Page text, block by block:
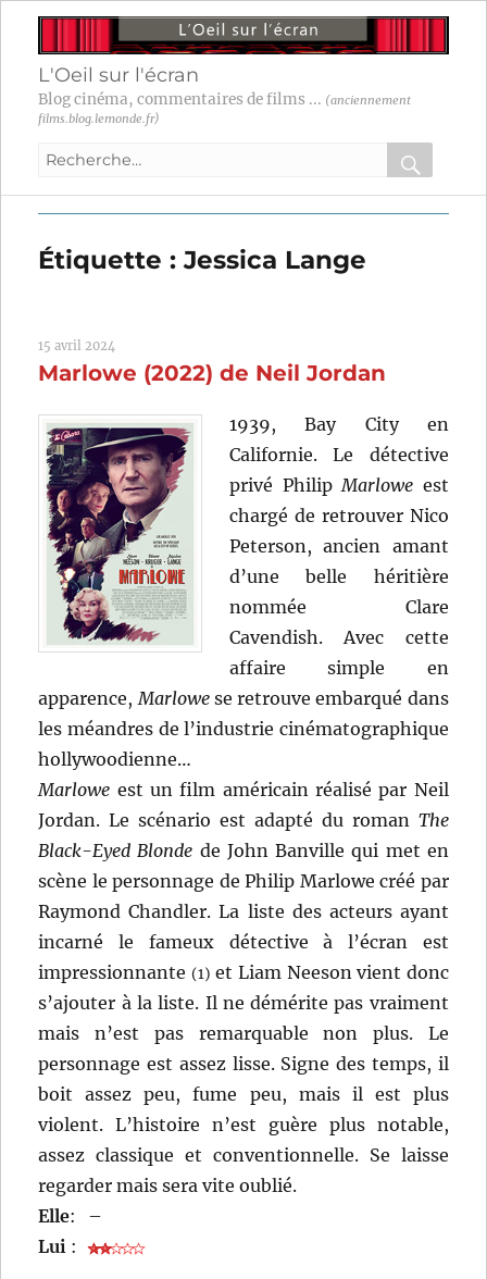
L'Oeil sur l'écran
Blog cinéma, commentaires de films ... (anciennement
films.blog.lemonde.fr)
Recherche
:
OK
Étiquette :Jessica Lange
15 avril 2024
Marlowe (2022) de Neil Jordan
1939, Bay City en
Californie. Le détective
privé PhilipMarlowe est
chargé de retrouver Nico
Peterson, ancien amant
d’une belle héritière
nommée Clare
Cavendish. Avec cette
affaire simple en
apparence,Marlowese retrouve embarqué dans
les méandres de l’industrie cinématographique
hollywoodienne…
Marlowe est un film américain réalisé par Neil
Jordan. Le scénario est adapté du roman The
Black-Eyed Blonde de John Banville qui met en
scène le personnage de Philip Marlowe créé par
Raymond Chandler. La liste des acteurs ayant
incarné le fameux détective à l’écran est
impressionnante (1) et Liam Neeson vient donc
s’ajouter à la liste. Il ne démérite pas vraiment
mais n’est pas remarquable non plus. Le
personnage est assez lisse. Signe des temps, il
boit assez peu, fume peu, mais il est plus
violent. L’histoire n’est guère plus notable,
assez classique et conventionnelle. Se laisse
regarder mais sera vite oublié.
Elle:
–
Lui :